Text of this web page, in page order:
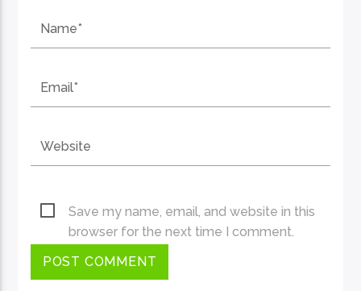
Save my name, email, and website in this
browser for the next time I comment.